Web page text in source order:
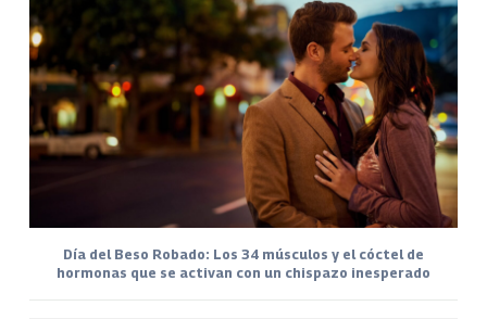
Día del Beso Robado: Los 34 músculos y el cóctel de
hormonas que se activan con un chispazo inesperado